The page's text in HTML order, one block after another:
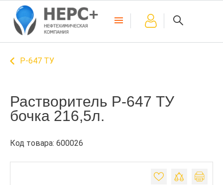
Р-647 ТУ
Растворитель Р-647 ТУ
бочка 216,5л.
Код товара: 600026